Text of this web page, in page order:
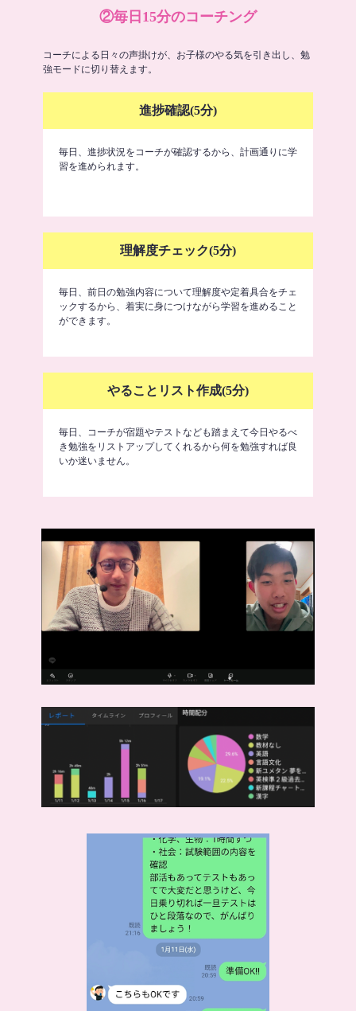
②毎日15分のコーチング
コーチによる日々の声掛けが、お子様のやる気を引き出し、勉
強モードに切り替えます。
進捗確認(5分)
毎日、進捗状況をコーチが確認するから、計画通りに学
習を進められます。
理解度チェック(5分)
毎日、前日の勉強内容について理解度や定着具合をチェ
ックするから、着実に身につけながら学習を進めること
ができます。
やることリスト作成(5分)
毎日、コーチが宿題やテストなども踏まえて今日やるべ
き勉強をリストアップしてくれるから何を勉強すれば良
いか迷いません。